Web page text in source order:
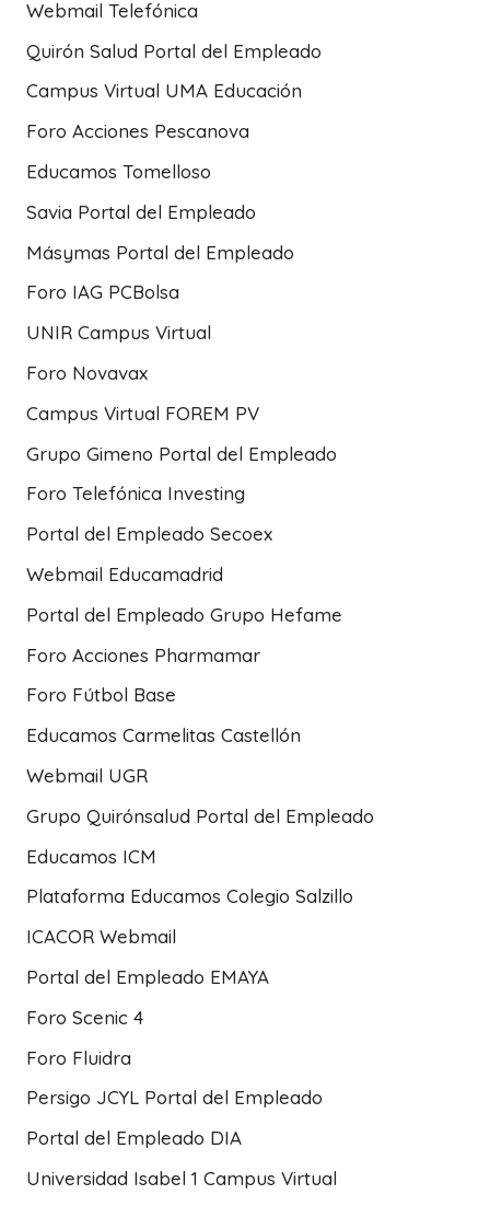
Webmail Telefónica
Quirón Salud Portal del Empleado
Campus Virtual UMA Educación
Foro Acciones Pescanova
Educamos Tomelloso
Savia Portal del Empleado
Másymas Portal del Empleado
Foro IAG PCBolsa
UNIR Campus Virtual
Foro Novavax
Campus Virtual FOREM PV
Grupo Gimeno Portal del Empleado
Foro Telefónica Investing
Portal del Empleado Secoex
Webmail Educamadrid
Portal del Empleado Grupo Hefame
Foro Acciones Pharmamar
Foro Fútbol Base
Educamos Carmelitas Castellón
Webmail UGR
Grupo Quirónsalud Portal del Empleado
Educamos ICM
Plataforma Educamos Colegio Salzillo
ICACOR Webmail
Portal del Empleado EMAYA
Foro Scenic 4
Foro Fluidra
Persigo JCYL Portal del Empleado
Portal del Empleado DIA
Universidad Isabel 1 Campus Virtual